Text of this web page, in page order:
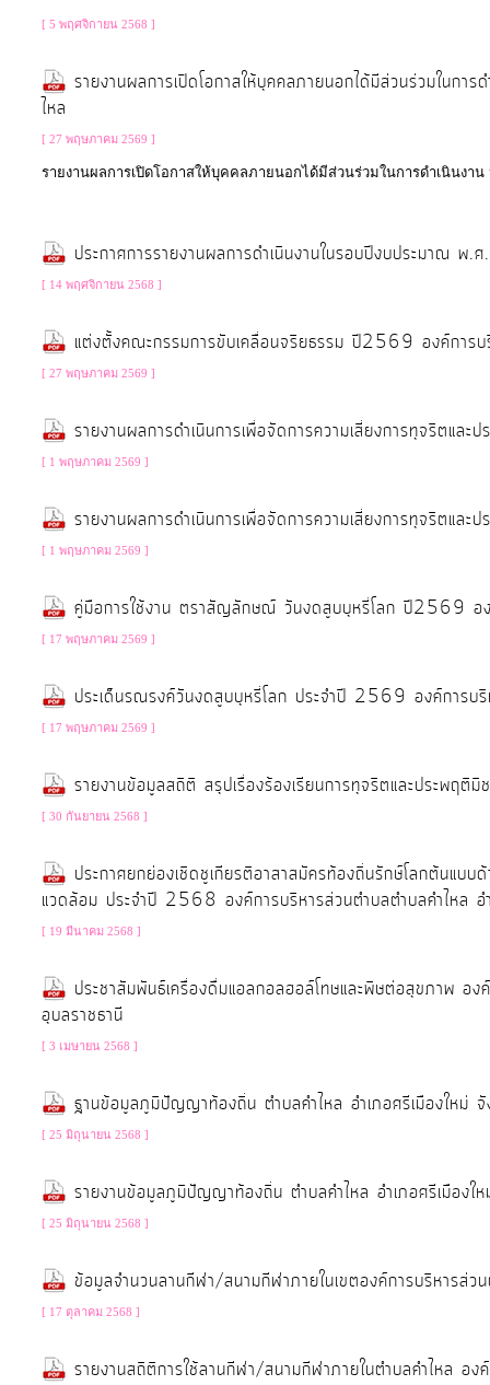
ป้องกัน
การ
ทุจริต
ภายใน
ป้องกัน
การ
ทุจริต
ส่ง
เสริม
โปร่งใส
ท้อง
ถิ่น
ของ
เรา
การ
ติดต่อ
[ 5 พฤศจิกายน 2568 ]
รายงานผลการเปิดโอกาสให้บุคคลภายนอกได้มีส่วนร่วมในก
ไหล
[ 27 พฤษภาคม 2569 ]
รายงานผลการเปิดโอกาสให้บุคคลภายนอกได้มีส่วนร่วมในการดำเนินงา
ประกาศการรายงานผลการดำเนินงานในรอบปีงบประมาณ
[ 14 พฤศจิกายน 2568 ]
แต่งตั้งคณะกรรมการขับเคลื่อนจริยธรรม ปี2569 องค์การบ
[ 27 พฤษภาคม 2569 ]
รายงานผลการดำเนินการเพื่อจัดการความเสี่ยงการทุจริตแ
[ 1 พฤษภาคม 2569 ]
รายงานผลการดำเนินการเพื่อจัดการความเสี่ยงการทุจริตแ
[ 1 พฤษภาคม 2569 ]
คู่มือการใช้งาน ตราสัญลักษณ์ วันงดสูบบุหรี่โลก ปี2569 อง
[ 17 พฤษภาคม 2569 ]
ประเด็นรณรงค์วันงดสูบบุหรี่โลก ประจำปี 2569 องค์การบริ
[ 17 พฤษภาคม 2569 ]
รายงานข้อมูลสถิติ สรุปเรื่องร้องเรียนการทุจริตและประพ
[ 30 กันยายน 2568 ]
ประกาศยกย่องเชิดชูเกียรติอาสาสมัครท้องถิ่นรักษ์โลกต้นแบ
แวดล้อม ประจำปี 2568 องค์การบริหารส่วนตำบลตำบลคำไหล อ
[ 19 มีนาคม 2568 ]
ประชาสัมพันธ์เครื่องดื่มแอลกอลฮอล์โทษและพิษต่อสุขภาพ อง
อุบลราชธานี
[ 3 เมษายน 2568 ]
ฐานข้อมูลภูมิปัญญาท้องถิ่น ตำบลคำไหล อำเภอศรีเมืองใหม่
[ 25 มิถุนายน 2568 ]
รายงานข้อมูลภูมิปัญญาท้องถิ่น ตำบลคำไหล อำเภอศรีเมืองใ
[ 25 มิถุนายน 2568 ]
ข้อมูลจำนวนลานกีฬา/สนามกีฬาภายในเขตองค์การบริหารส่วน
[ 17 ตุลาคม 2568 ]
รายงานสถิติการใช้ลานกีฬา/สนามกีฬาภายในตำบลคำไหล อง